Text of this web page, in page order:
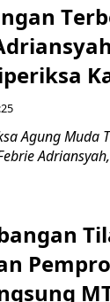
Agung Muda